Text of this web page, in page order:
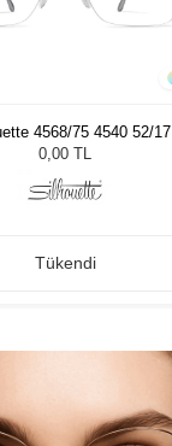
4568/75 4540 52/17
0,00 TL
Tükendi